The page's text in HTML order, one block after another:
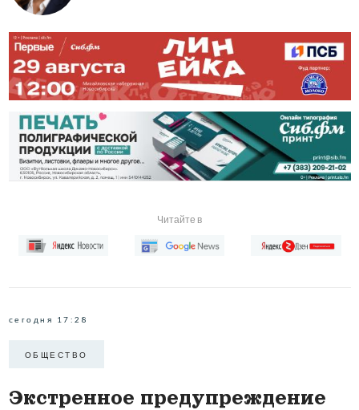
Читайте в
сегодня 17:28
ОБЩЕСТВО
Экстренное предупреждение